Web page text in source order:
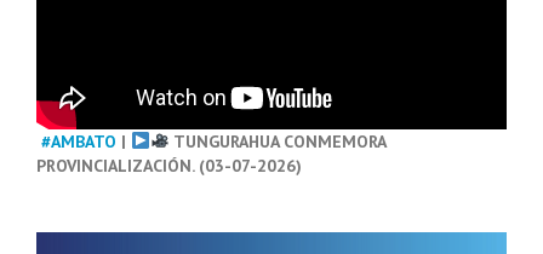
#AMBATO |
TUNGURAHUA CONMEMORA
PROVINCIALIZACIÓN. (03-07-2026)